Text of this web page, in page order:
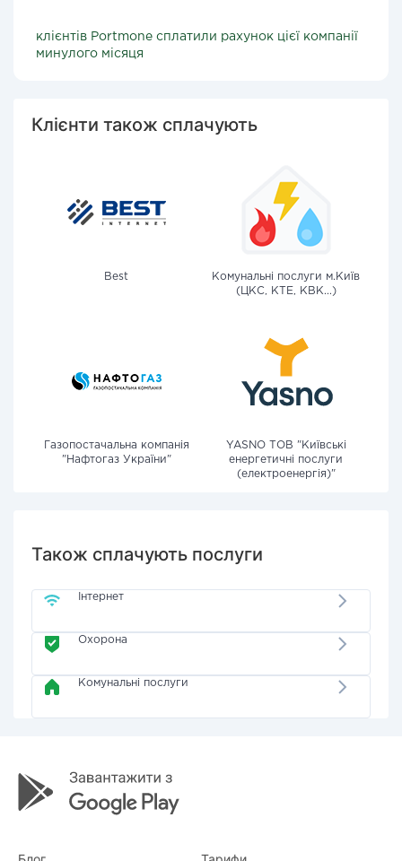
клієнтів Portmone сплатили рахунок цієї компанії
минулого місяця
Клієнти також сплачують
Best
Комунальні послуги м.Київ
(ЦКС, КТЕ, КВК...)
Газопостачальна компанія
"Нафтогаз України"
YASNO ТОВ "Київські
енергетичні послуги
(електроенергія)"
Також сплачують послуги
Інтернет
Охорона
Комунальні послуги